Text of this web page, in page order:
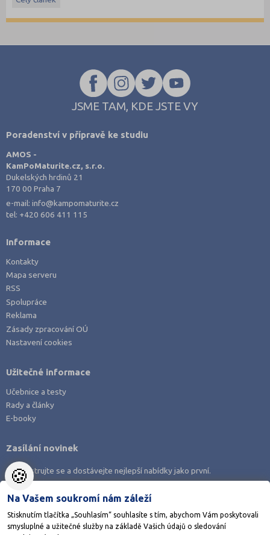
JSME TAM, KDE JSTE VY
Poradenství v přípravě ke studiu
AMOS -
KamPoMaturite.cz, s.r.o.
Dukelských hrdinů 21
170 00 Praha 7
e-mail:info@kampomaturite.cz
tel: +420 606 411 115
Informace
Kontakty
Mapa serveru
RSS
Spolupráce
Reklama
Zásady zpracování OÚ
Nastavení cookies
Užitečné informace
Učebnice a testy
Rady a články
E-booky
Zasílání novinek
Zaregistrujte se a dostávejte nejlepší nabídky jako první.
🍪
Na Vašem soukromí nám záleží
Stisknutím tlačítka „Souhlasím“ souhlasíte s tím, abychom Vám poskytovali
smysluplné a užitečné služby na základě Vašich údajů o sledování